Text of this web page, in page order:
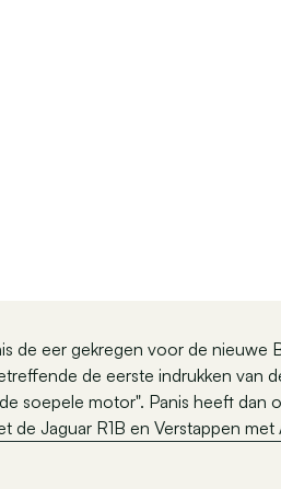
de eer gekregen voor de nieuwe
de eerste indrukken van
soepele motor". Panis heeft dan
Jaguar R1B en Verstappen met